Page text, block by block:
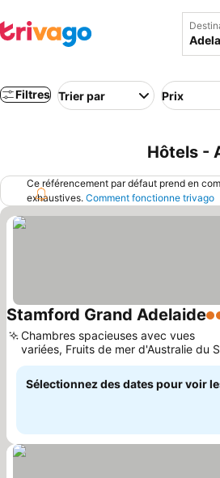
Filtres Trier par Prix
Hôtels -
Ce référencement par défaut prend en
exhaustives. Comment fonctionne trivago
Stamford Grand Adelaide5
Chambres spacieuses avec vues
variées, Fruits de mer d'Australie du
au Grand Bar
Sélectionnez des dates pour voir